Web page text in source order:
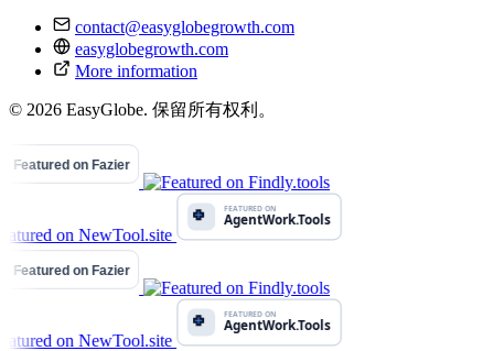
contact@easyglobegrowth.com
easyglobegrowth.com
More information
© 2026 EasyGlobe. 保留所有权利。